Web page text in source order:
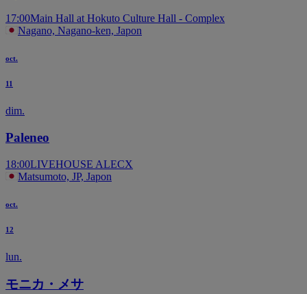
17:00Main Hall at Hokuto Culture Hall - Complex
Nagano, Nagano-ken, Japon
oct.
11
dim.
Paleneo
18:00LIVEHOUSE ALECX
Matsumoto, JP, Japon
oct.
12
lun.
モニカ・メサ